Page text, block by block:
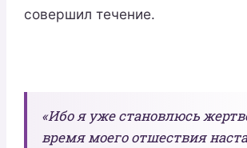
совершил течение.
«Ибо я уже становлюсь
время моего отшествия